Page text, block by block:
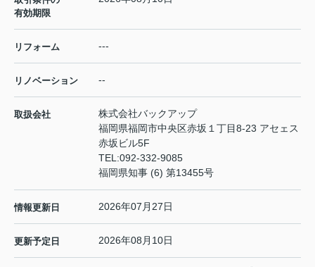
有効期限
リフォーム ---
リノベーション --
取扱会社
株式会社バックアップ
福岡県福岡市中央区赤坂１丁目8-23 アセェス
赤坂ビル5F
TEL:092-332-9085
福岡県知事 (6) 第13455号
情報更新日 2026年07月27日
更新予定日 2026年08月10日